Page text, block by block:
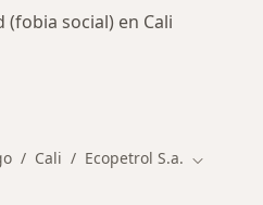
social) en Cali
Cali Ecopetrol S.a. Cambiar